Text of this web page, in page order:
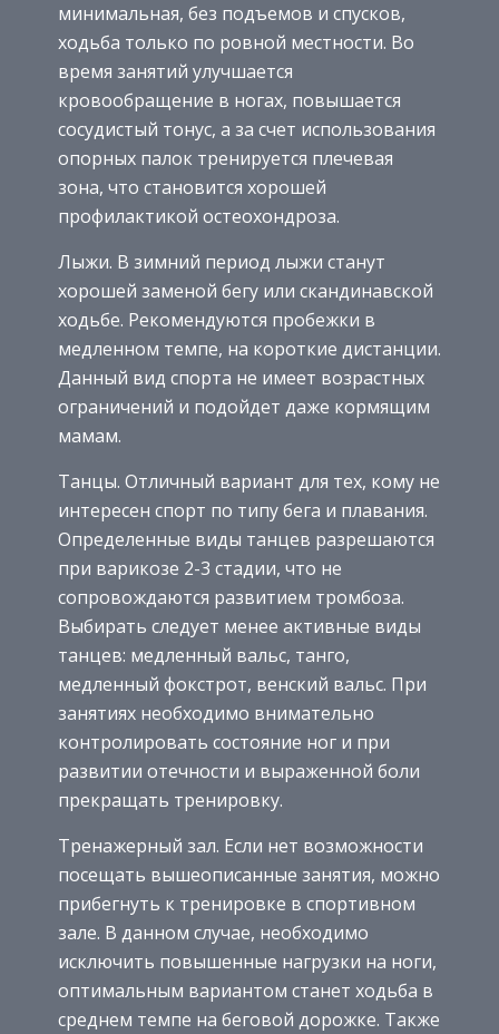
минимальная, без подъемов и спусков,
ходьба только по ровной местности. Во
время занятий улучшается
кровообращение в ногах, повышается
сосудистый тонус, а за счет использования
опорных палок тренируется плечевая
зона, что становится хорошей
профилактикой остеохондроза.
Лыжи. В зимний период лыжи станут
хорошей заменой бегу или скандинавской
ходьбе. Рекомендуются пробежки в
медленном темпе, на короткие дистанции.
Данный вид спорта не имеет возрастных
ограничений и подойдет даже кормящим
мамам.
Танцы. Отличный вариант для тех, кому не
интересен спорт по типу бега и плавания.
Определенные виды танцев разрешаются
при варикозе 2-3 стадии, что не
сопровождаются развитием тромбоза.
Выбирать следует менее активные виды
танцев: медленный вальс, танго,
медленный фокстрот, венский вальс. При
занятиях необходимо внимательно
контролировать состояние ног и при
развитии отечности и выраженной боли
прекращать тренировку.
Тренажерный зал. Если нет возможности
посещать вышеописанные занятия, можно
прибегнуть к тренировке в спортивном
зале. В данном случае, необходимо
исключить повышенные нагрузки на ноги,
оптимальным вариантом станет ходьба в
среднем темпе на беговой дорожке. Также